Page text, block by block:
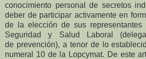
conocimiento personal de secretos
deber de participar activamente en
de la elección de sus
Seguridad y Salud Laboral
de prevención), a tenor de lo
numeral 10 de la Lopcymat. De este